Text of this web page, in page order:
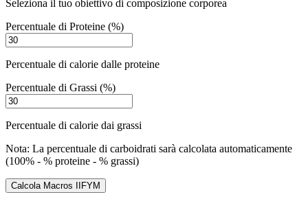
Seleziona il tuo obiettivo di composizione corporea
Percentuale di Proteine (%)
Percentuale di calorie dalle proteine
Percentuale di Grassi (%)
Percentuale di calorie dai grassi
Nota: La percentuale di carboidrati sarà calcolata automaticamente
(100% - % proteine - % grassi)
Calcola Macros IIFYM